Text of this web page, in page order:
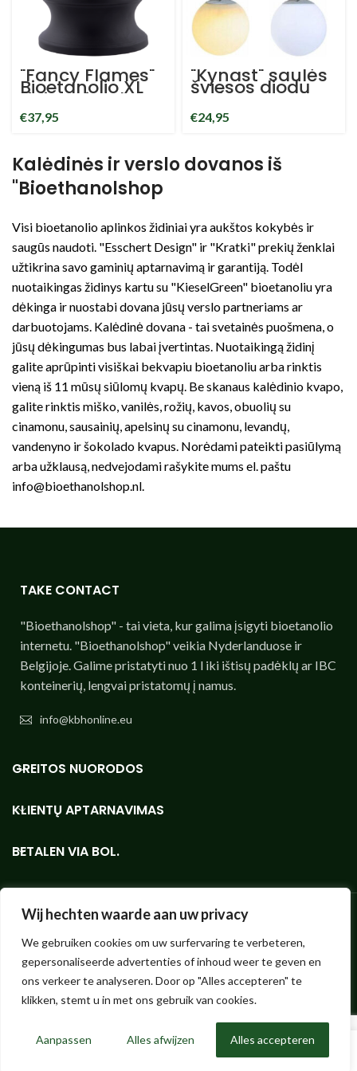
Wij hechten waarde aan uw privacy
We gebruiken cookies om uw surfervaring te verbeteren,
gepersonaliseerde advertenties of inhoud weer te geven en
ons verkeer te analyseren. Door op "Alles accepteren" te
klikken, stemt u in met ons gebruik van cookies.
Aanpassen Alles afwijzen Alles accepteren
"Fancy Flames"
Bioetanolio XL
židinys juodas
apvalus 20 cm
stiklo 30 cm
€37,95
"Kynast" saulės
šviesos diodų
sodo
pakabinamas
šviestuvas
diodai saulės
energija
€24,95
Kalėdinės ir verslo dovanos iš
"Bioethanolshop
Visi bioetanolio aplinkos židiniai yra aukštos kokybės ir
saugūs naudoti. "Esschert Design" ir "Kratki" prekių ženklai
užtikrina savo gaminių aptarnavimą ir garantiją. Todėl
nuotaikingas židinys kartu su "KieselGreen" bioetanoliu yra
dėkinga ir nuostabi dovana jūsų verslo partneriams ar
darbuotojams. Kalėdinė dovana - tai svetainės puošmena, o
jūsų dėkingumas bus labai įvertintas. Nuotaikingą židinį
galite aprūpinti visiškai bekvapiu bioetanoliu arba rinktis
vieną iš 11 mūsų siūlomų kvapų. Be skanaus kalėdinio kvapo,
galite rinktis miško, vanilės, rožių, kavos, obuolių su
cinamonu, sausainių, apelsinų su cinamonu, levandų,
vandenyno ir šokolado kvapus. Norėdami pateikti pasiūlymą
arba užklausą, nedvejodami rašykite mums el. paštu
info@bioethanolshop.nl.
TAKE CONTACT
"Bioethanolshop" - tai vieta, kur galima įsigyti bioetanolio
internetu. "Bioethanolshop" veikia Nyderlanduose ir
Belgijoje. Galime pristatyti nuo 1 l iki ištisų padėklų ar IBC
konteinerių, lengvai pristatomų į namus.
info@kbhonline.eu
GREITOS NUORODOS
KLIENTŲ APTARNAVIMAS
BETALEN VIA BOL.
Bioethanolshop - mažos ar didelės apimties geriausios kokybės
"KieselGreen" bioetanolio internetinė parduotuvė.
Hendrik ter Kuilestraat 173 (parduotuvės nėra, pasiimti negalima!) |
| ©2023 Bioethanolshop, KBH BV dalis